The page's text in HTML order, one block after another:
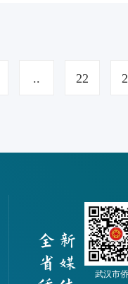
.. 22
武汉市